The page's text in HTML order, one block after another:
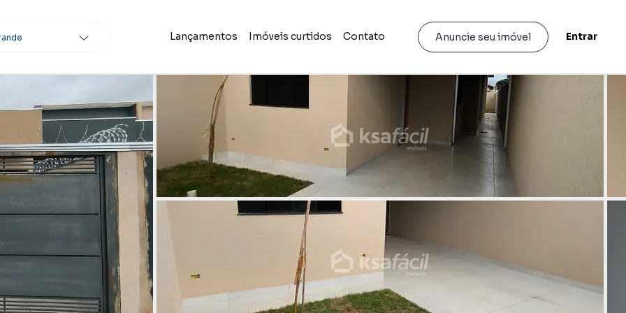
Lançamentos Imóveis curtidos Contato Anuncie seu imóvel Entrar